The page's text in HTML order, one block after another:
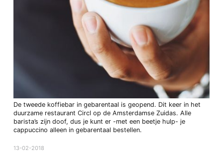
De tweede koffiebar in gebarentaal is geopend. Dit keer in het
duurzame restaurant Circl op de Amsterdamse Zuidas. Alle
barista’s zijn doof, dus je kunt er -met een beetje hulp- je
cappuccino alleen in gebarentaal bestellen.
13-02-2018